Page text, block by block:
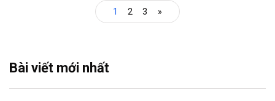
1 2 3 »
Bài viết mới nhất